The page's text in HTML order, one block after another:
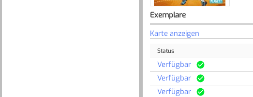
Exemplare
Karte anzeigen
Status
Verfügbar
Verfügbar
Verfügbar